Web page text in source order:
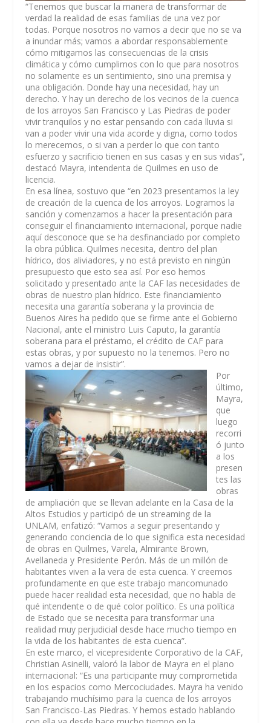
“Tenemos que buscar la manera de transformar de
verdad la realidad de esas familias de una vez por
todas. Porque nosotros no vamos a decir que no se va
a inundar más; vamos a abordar responsablemente
cómo mitigamos las consecuencias de la crisis
climática y cómo cumplimos con lo que para nosotros
no solamente es un sentimiento, sino una premisa y
una obligación. Donde hay una necesidad, hay un
derecho. Y hay un derecho de los vecinos de la cuenca
de los arroyos San Francisco y Las Piedras de poder
vivir tranquilos y no estar pensando con cada lluvia si
van a poder vivir una vida acorde y digna, como todos
lo merecemos, o si van a perder lo que con tanto
esfuerzo y sacrificio tienen en sus casas y en sus vidas”,
destacó Mayra, intendenta de Quilmes en uso de
licencia.
En esa línea, sostuvo que “en 2023 presentamos la ley
de creación de la cuenca de los arroyos. Logramos la
sanción y comenzamos a hacer la presentación para
conseguir el financiamiento internacional, porque nadie
aquí desconoce que se ha desfinanciado por completo
la obra pública. Quilmes necesita, dentro del plan
hídrico, dos aliviadores, y no está previsto en ningún
presupuesto que esto sea así. Por eso hemos
solicitado y presentado ante la CAF las necesidades de
obras de nuestro plan hídrico. Este financiamiento
necesita una garantía soberana y la provincia de
Buenos Aires ha pedido que se firme ante el Gobierno
Nacional, ante el ministro Luis Caputo, la garantía
soberana para el préstamo, el crédito de CAF para
estas obras, y por supuesto no la tenemos. Pero no
vamos a dejar de insistir”.
Por
último,
Mayra,
que
luego
recorri
ó junto
a los
presen
tes las
obras
de ampliación que se llevan adelante en la Casa de la
Altos Estudios y participó de un streaming de la
UNLAM, enfatizó: “Vamos a seguir presentando y
generando conciencia de lo que significa esta necesidad
de obras en Quilmes, Varela, Almirante Brown,
Avellaneda y Presidente Perón. Más de un millón de
habitantes viven a la vera de esta cuenca. Y creemos
profundamente en que este trabajo mancomunado
puede hacer realidad esta necesidad, que no habla de
qué intendente o de qué color político. Es una política
de Estado que se necesita para transformar una
realidad muy perjudicial desde hace mucho tiempo en
la vida de los habitantes de esta cuenca”.
En este marco, el vicepresidente Corporativo de la CAF,
Christian Asinelli, valoró la labor de Mayra en el plano
internacional: “Es una participante muy comprometida
en los espacios como Mercociudades. Mayra ha venido
trabajando muchísimo para la cuenca de los arroyos
San Francisco-Las Piedras. Y hemos estado hablando